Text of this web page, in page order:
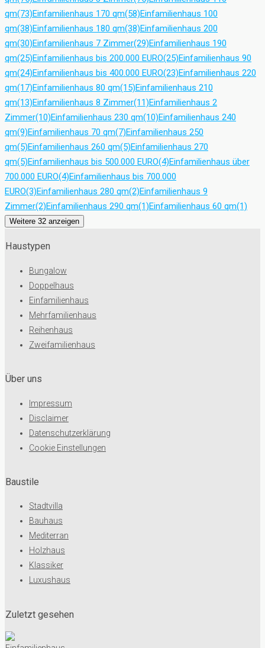
qm(73)Einfamilienhaus 170 qm(58)Einfamilienhaus 100
qm(38)Einfamilienhaus 180 qm(38)Einfamilienhaus 200
qm(30)Einfamilienhaus 7 Zimmer(29)Einfamilienhaus 190
qm(25)Einfamilienhaus bis 200.000 EURO(25)Einfamilienhaus 90
qm(24)Einfamilienhaus bis 400.000 EURO(23)Einfamilienhaus 220
qm(17)Einfamilienhaus 80 qm(15)Einfamilienhaus 210
qm(13)Einfamilienhaus 8 Zimmer(11)Einfamilienhaus 2
Zimmer(10)Einfamilienhaus 230 qm(10)Einfamilienhaus 240
qm(9)Einfamilienhaus 70 qm(7)Einfamilienhaus 250
qm(5)Einfamilienhaus 260 qm(5)Einfamilienhaus 270
qm(5)Einfamilienhaus bis 500.000 EURO(4)Einfamilienhaus über
700.000 EURO(4)Einfamilienhaus bis 700.000
EURO(3)Einfamilienhaus 280 qm(2)Einfamilienhaus 9
Zimmer(2)Einfamilienhaus 290 qm(1)Einfamilienhaus 60 qm(1)
Weitere 32 anzeigen
Haustypen
Bungalow
Doppelhaus
Einfamilienhaus
Mehrfamilienhaus
Reihenhaus
Zweifamilienhaus
Baustile
Stadtvilla
Bauhaus
Mediterran
Holzhaus
Klassiker
Luxushaus
Über uns
Impressum
Disclaimer
Datenschutzerklärung
Cookie Einstellungen
Zuletzt gesehen